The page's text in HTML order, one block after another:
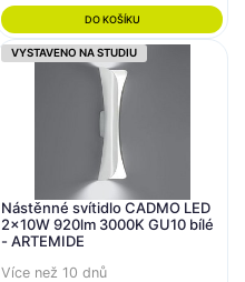
DO KOŠÍKU
VYSTAVENO NA STUDIU
Nástěnné svítidlo CADMO LED
2x10W 920lm 3000K GU10 bílé
- ARTEMIDE
Více než 10 dnů